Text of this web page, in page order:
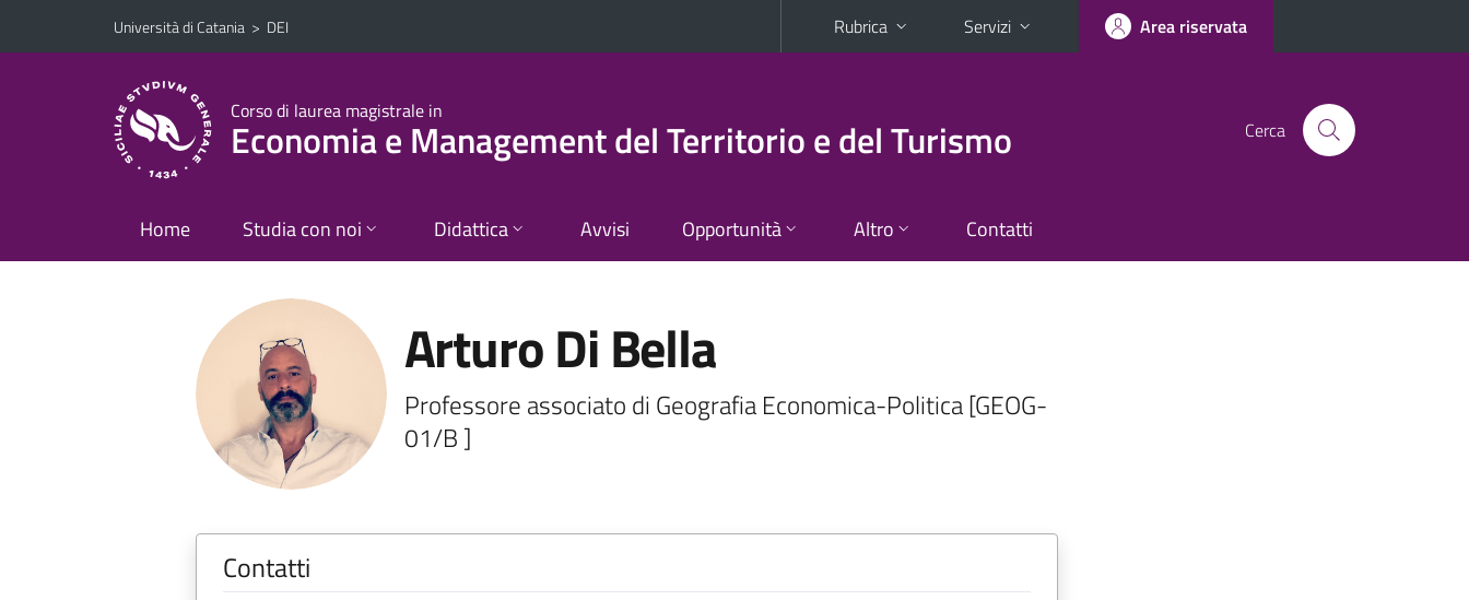
Vai al contenuto principale
Vai al menu di navigazione
Università di Catania > DEI Rubrica Servizi Area riservata
Corso di laurea magistrale in
Economia e Management del Territorio e del Turismo Cerca
Home Studia con noi Didattica Avvisi Opportunità Altro Contatti
Arturo Di Bella
Professore associato di Geografia Economica-Politica [GEOG-
01/B ]
Contatti